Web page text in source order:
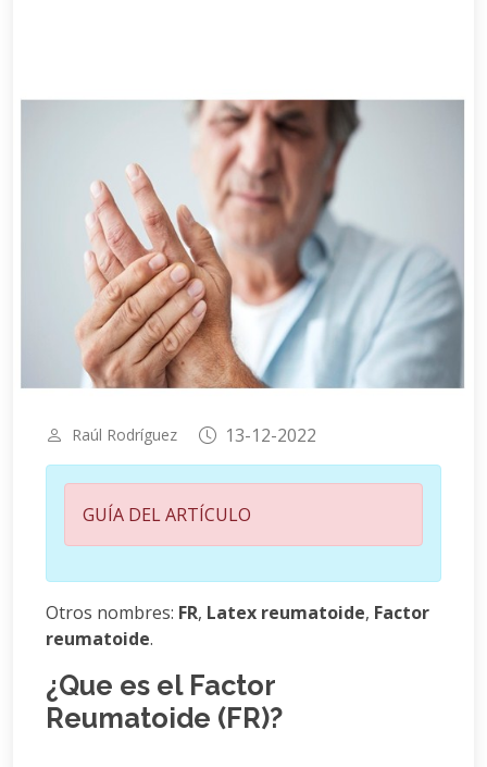
Raúl Rodríguez 13-12-2022
GUÍA DEL ARTÍCULO
Otros nombres: FR, Latex reumatoide, Factor
reumatoide.
¿Que es el Factor
Reumatoide (FR)?